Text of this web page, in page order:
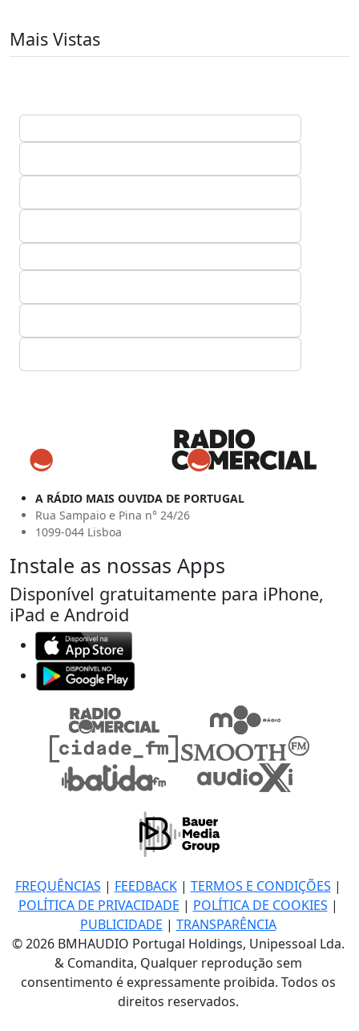
Mais Vistas
A RÁDIO MAIS OUVIDA DE PORTUGAL
Rua Sampaio e Pina n° 24/26
1099-044 Lisboa
Instale as nossas Apps
Disponível gratuitamente para iPhone,
iPad e Android
FREQUÊNCIAS | FEEDBACK| TERMOS E CONDIÇÕES |
POLÍTICA DE PRIVACIDADE | POLÍTICA DE COOKIES |
PUBLICIDADE | TRANSPARÊNCIA
© 2026 BMHAUDIO Portugal Holdings, Unipessoal Lda.
& Comandita, Qualquer reprodução sem
consentimento é expressamente proibida. Todos os
direitos reservados.